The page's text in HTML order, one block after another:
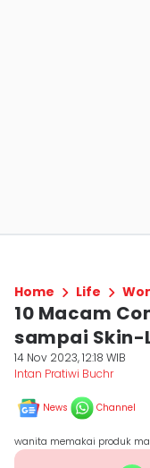
Home Life
10 Macam
sampai Skin-
14 Nov 2023, 12:18 WIB
Intan Pratiwi Buchr
News Channel
wanita memakai produk